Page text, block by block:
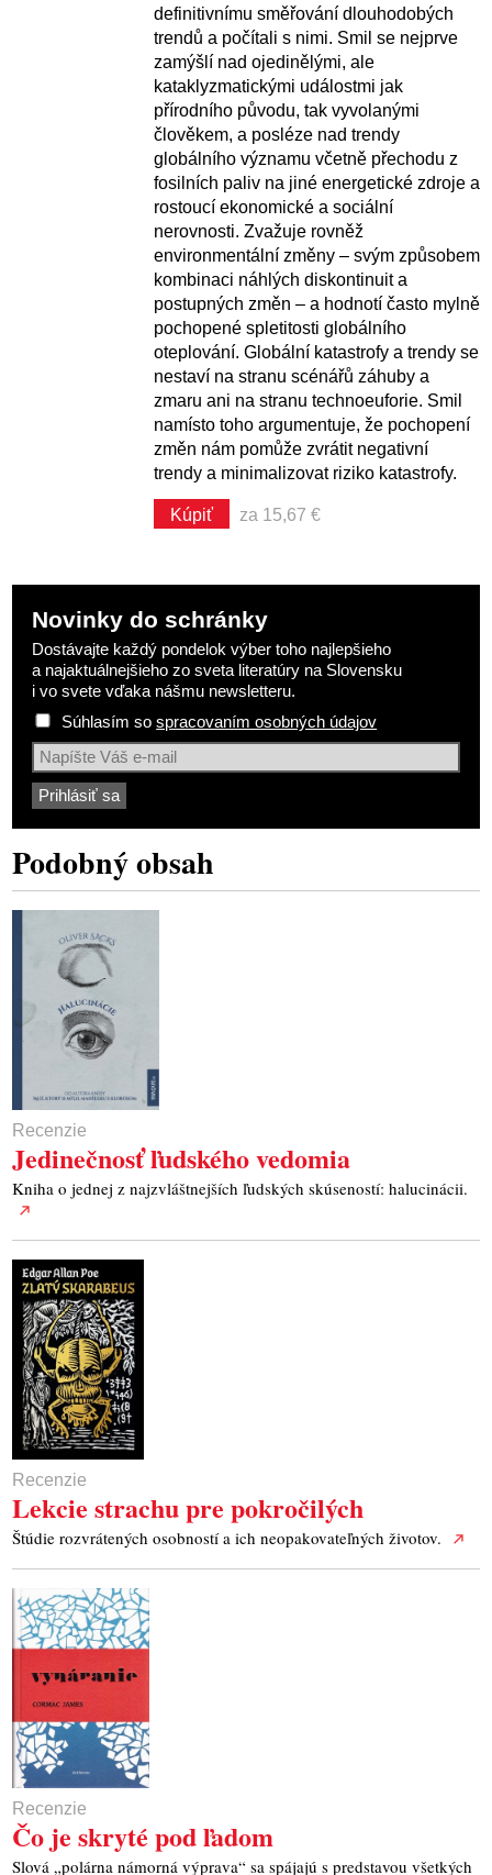
definitivnímu směřování dlouhodobých
trendů a počítali s nimi. Smil se nejprve
zamýšlí nad ojedinělými, ale
kataklyzmatickými událostmi jak
přírodního původu, tak vyvolanými
člověkem, a posléze nad trendy
globálního významu včetně přechodu z
fosilních paliv na jiné energetické zdroje a
rostoucí ekonomické a sociální
nerovnosti. Zvažuje rovněž
environmentální změny – svým způsobem
kombinaci náhlých diskontinuit a
postupných změn – a hodnotí často mylně
pochopené spletitosti globálního
oteplování. Globální katastrofy a trendy se
nestaví na stranu scénářů záhuby a
zmaru ani na stranu technoeuforie. Smil
namísto toho argumentuje, že pochopení
změn nám pomůže zvrátit negativní
trendy a minimalizovat riziko katastrofy.
Kúpiť za 15,67 €
Novinky do schránky
Dostávajte každý pondelok výber toho najlepšieho
a najaktuálnejšieho zo sveta literatúry na Slovensku
i vo svete vďaka nášmu newsletteru.
Súhlasím sospracovaním osobných údajov
Podobný obsah
Recenzie
Jedinečnosť ľudského vedomia
Kniha o jednej z najzvláštnejších ľudských skúseností: halucinácii.
Recenzie
Lekcie strachu pre pokročilých
Štúdie rozvrátených osobností a ich neopakovateľných životov.
Recenzie
Čo je skryté pod ľadom
Slová „polárna námorná výprava“ sa spájajú s predstavou všetkých